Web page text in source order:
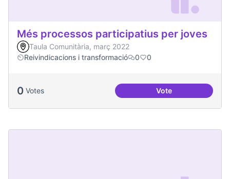
Més processos participatius per joves
Taula Comunitària, març 2022
Reivindicacions i transformació
0 0
0 Votes VoteMés processos